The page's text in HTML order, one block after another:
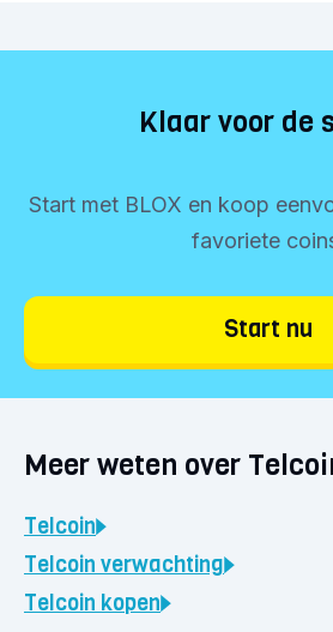
Klaar voor de
Start met BLOX en koop
favoriete
Start nu
Meer weten over
Telcoin
Telcoin verwachting
Telcoin kopen